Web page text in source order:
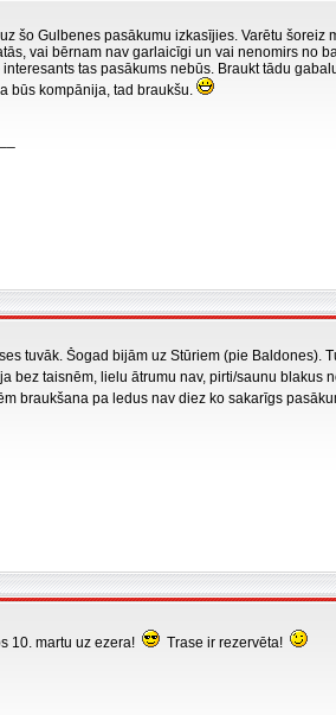
šo Gulbenes pasākumu izkasījies. Varētu
vai bērnam nav garlaicīgi un vai nenomirs no
tas pasākums nebūs. Braukt tādu
būs kompānija, tad braukšu.
tuvāk. Šogad bijām uz Stūriem (pie
bez taisnēm, lielu ātrumu nav, pirti/saunu blakus
braukšana pa ledus nav diez ko sakarīgs
10. martu uz ezera! Trase ir rezervēta!